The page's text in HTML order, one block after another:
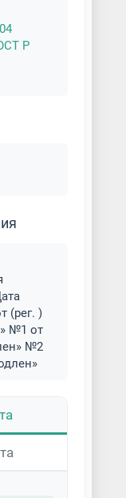
Р
(рег. )
№1 от
№2